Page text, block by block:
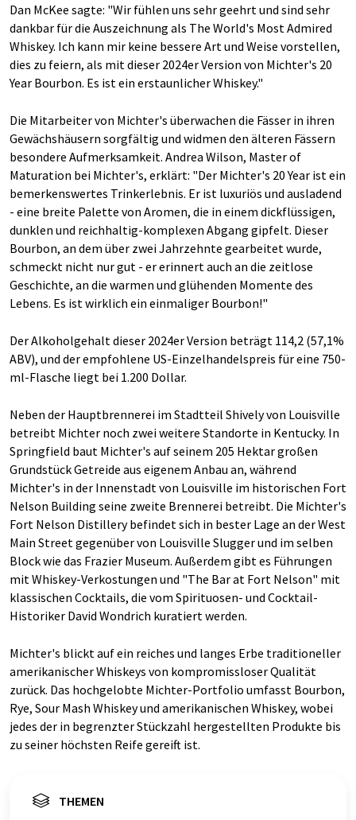
Dan McKee sagte: "Wir fühlen uns sehr geehrt und sind sehr
dankbar für die Auszeichnung als The World's Most Admired
Whiskey. Ich kann mir keine bessere Art und Weise vorstellen,
dies zu feiern, als mit dieser 2024er Version von Michter's 20
Year Bourbon. Es ist ein erstaunlicher Whiskey."
Die Mitarbeiter von Michter's überwachen die Fässer in ihren
Gewächshäusern sorgfältig und widmen den älteren Fässern
besondere Aufmerksamkeit. Andrea Wilson, Master of
Maturation bei Michter's, erklärt: "Der Michter's 20 Year ist ein
bemerkenswertes Trinkerlebnis. Er ist luxuriös und ausladend
- eine breite Palette von Aromen, die in einem dickflüssigen,
dunklen und reichhaltig-komplexen Abgang gipfelt. Dieser
Bourbon, an dem über zwei Jahrzehnte gearbeitet wurde,
schmeckt nicht nur gut - er erinnert auch an die zeitlose
Geschichte, an die warmen und glühenden Momente des
Lebens. Es ist wirklich ein einmaliger Bourbon!"
Der Alkoholgehalt dieser 2024er Version beträgt 114,2 (57,1%
ABV), und der empfohlene US-Einzelhandelspreis für eine 750-
ml-Flasche liegt bei 1.200 Dollar.
Neben der Hauptbrennerei im Stadtteil Shively von Louisville
betreibt Michter noch zwei weitere Standorte in Kentucky. In
Springfield baut Michter's auf seinem 205 Hektar großen
Grundstück Getreide aus eigenem Anbau an, während
Michter's in der Innenstadt von Louisville im historischen Fort
Nelson Building seine zweite Brennerei betreibt. Die Michter's
Fort Nelson Distillery befindet sich in bester Lage an der West
Main Street gegenüber von Louisville Slugger und im selben
Block wie das Frazier Museum. Außerdem gibt es Führungen
mit Whiskey-Verkostungen und "The Bar at Fort Nelson" mit
klassischen Cocktails, die vom Spirituosen- und Cocktail-
Historiker David Wondrich kuratiert werden.
Michter's blickt auf ein reiches und langes Erbe traditioneller
amerikanischer Whiskeys von kompromissloser Qualität
zurück. Das hochgelobte Michter-Portfolio umfasst Bourbon,
Rye, Sour Mash Whiskey und amerikanischen Whiskey, wobei
jedes der in begrenzter Stückzahl hergestellten Produkte bis
zu seiner höchsten Reife gereift ist.
THEMEN